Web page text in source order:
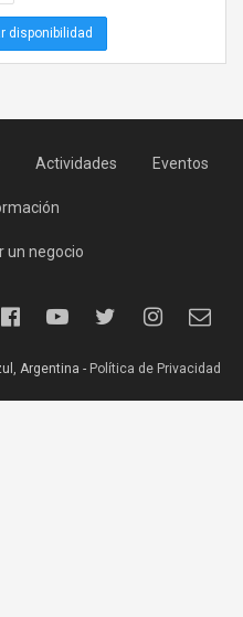
disponibilidad
Actividades Eventos
un negocio
Argentina - Política de Privacidad